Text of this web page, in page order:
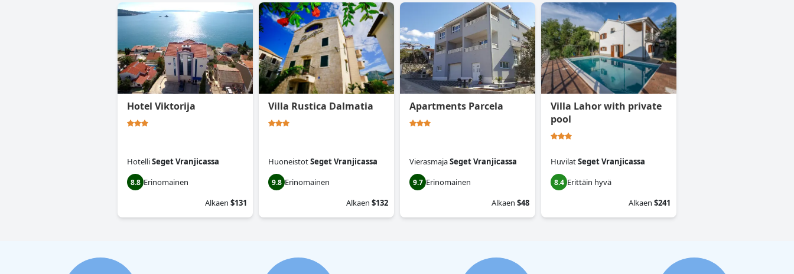
Hotel Viktorija
HotelliSeget Vranjicassa
8.8 Erinomainen
Alkaen $131
Villa Rustica Dalmatia
HuoneistotSeget Vranjicassa
9.8 Erinomainen
Alkaen $132
Apartments Parcela
VierasmajaSeget Vranjicassa
9.7 Erinomainen
Alkaen $48
Villa Lahor with private
pool
HuvilatSeget Vranjicassa
8.4 Erittäin hyvä
Alkaen $241